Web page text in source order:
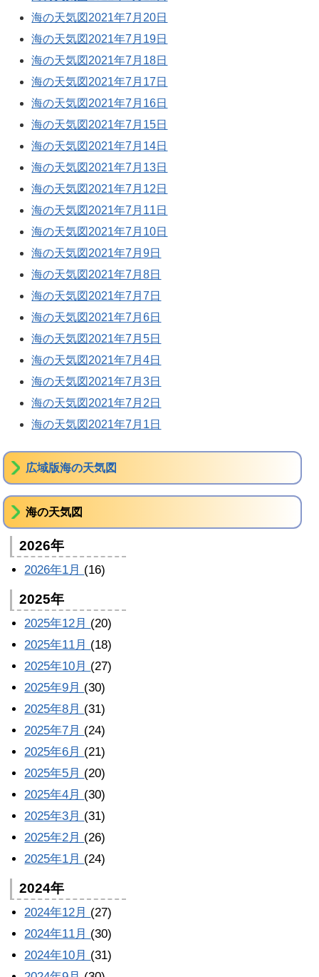
海の天気図2021年7月20日
海の天気図2021年7月19日
海の天気図2021年7月18日
海の天気図2021年7月17日
海の天気図2021年7月16日
海の天気図2021年7月15日
海の天気図2021年7月14日
海の天気図2021年7月13日
海の天気図2021年7月12日
海の天気図2021年7月11日
海の天気図2021年7月10日
海の天気図2021年7月9日
海の天気図2021年7月8日
海の天気図2021年7月7日
海の天気図2021年7月6日
海の天気図2021年7月5日
海の天気図2021年7月4日
海の天気図2021年7月3日
海の天気図2021年7月2日
海の天気図2021年7月1日
広域版海の天気図
海の天気図
2026年
2026年1月 (16)
2025年
2025年12月 (20)
2025年11月 (18)
2025年10月 (27)
2025年9月 (30)
2025年8月 (31)
2025年7月 (24)
2025年6月 (21)
2025年5月 (20)
2025年4月 (30)
2025年3月 (31)
2025年2月 (26)
2025年1月 (24)
2024年
2024年12月 (27)
2024年11月 (30)
2024年10月 (31)